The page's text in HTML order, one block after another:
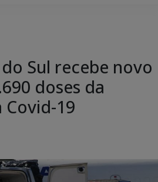
Sul recebe novo
doses da
19